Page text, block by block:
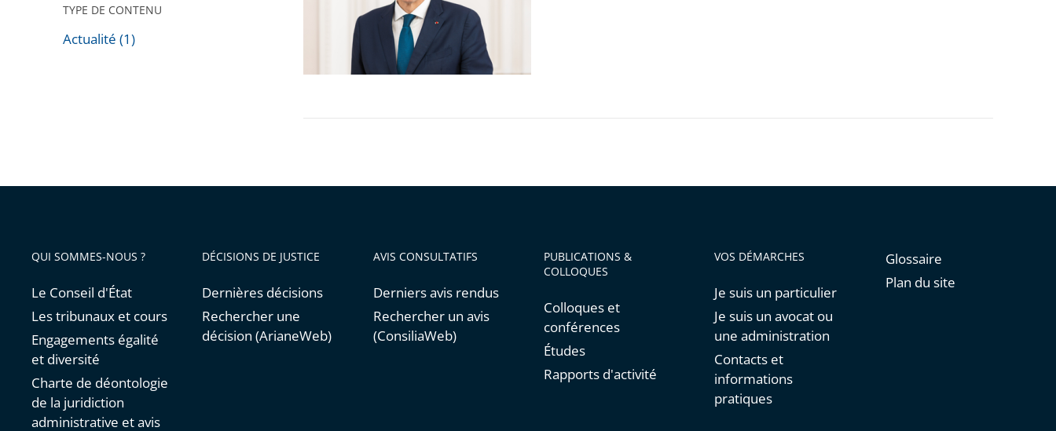
TYPE DE CONTENU
Actualité (1)
président
Conseil
QUI SOMMES-NOUS ?
Le Conseil d'État
Les tribunaux et cours
Engagements égalité
et diversité
Charte de déontologie
de la juridiction
administrative et avis
DÉCISIONS DE JUSTICE
Dernières décisions
Rechercher une
décision (ArianeWeb)
AVIS CONSULTATIFS
Derniers avis rendus
Rechercher un avis
(ConsiliaWeb)
PUBLICATIONS &
COLLOQUES
Colloques et
conférences
Études
Rapports d'activité
VOS DÉMARCHES
Je suis un particulier
Je suis un avocat ou
une administration
Contacts et
informations
pratiques
Glossaire
Plan du site